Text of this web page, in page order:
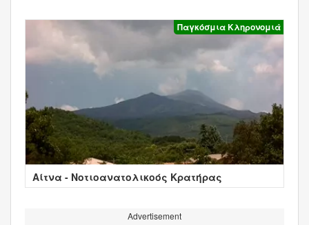
Παγκόσμια Κληρονομιά
Αίτνα - Νοτιοανατολικοός Κρατήρας
Advertisement